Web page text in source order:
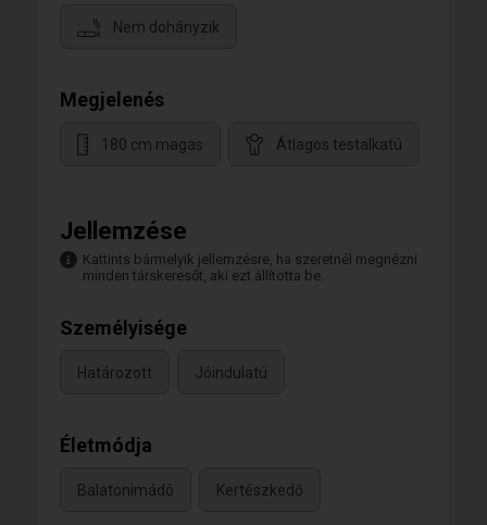
Nem dohányzik
Megjelenés
180 cm magas Átlagos testalkatú
Jellemzése
Kattints bármelyik jellemzésre, ha szeretnél megnézni
minden társkeresőt, aki ezt állította be.
Személyisége
Határozott Jóindulatú
Életmódja
Balatonimádó Kertészkedő